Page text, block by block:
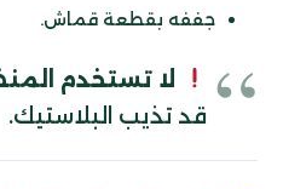
جففه بقطعة قماش.
لا تستخدم
قد تذيب البلاستيك.